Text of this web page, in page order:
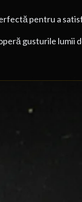
pentru a
gusturile lumii